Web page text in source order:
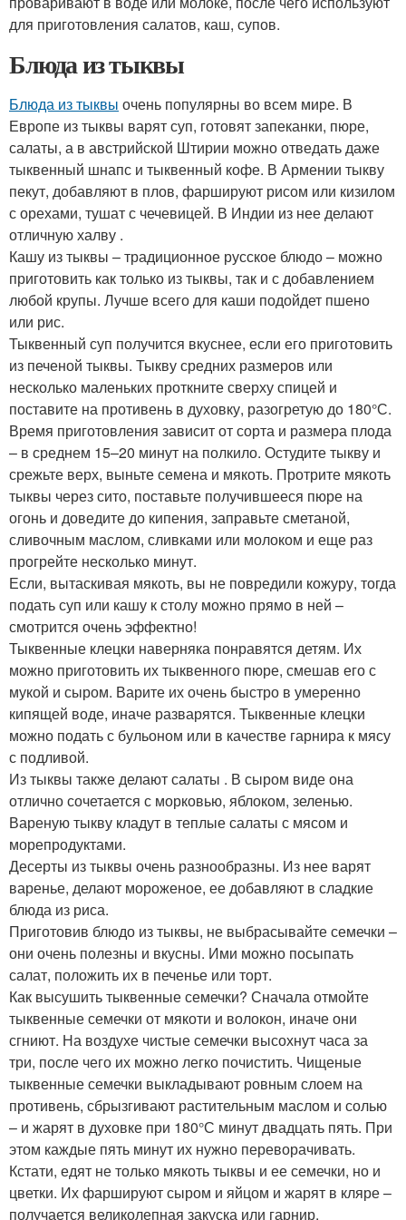
для приготовления салатов, каш, супов.
Блюда из тыквы
Блюда из тыквы очень популярны во всем мире. В
Европе из тыквы варят суп, готовят запеканки, пюре,
салаты, а в австрийской Штирии можно отведать даже
тыквенный шнапс и тыквенный кофе. В Армении тыкву
пекут, добавляют в плов, фаршируют рисом или кизилом
с орехами, тушат с чечевицей. В Индии из нее делают
отличную халву .
Кашу из тыквы – традиционное русское блюдо – можно
приготовить как только из тыквы, так и с добавлением
любой крупы. Лучше всего для каши подойдет пшено
или рис.
Тыквенный суп получится вкуснее, если его приготовить
из печеной тыквы. Тыкву средних размеров или
несколько маленьких проткните сверху спицей и
поставите на противень в духовку, разогретую до 180°С.
Время приготовления зависит от сорта и размера плода
– в среднем 15–20 минут на полкило. Остудите тыкву и
срежьте верх, выньте семена и мякоть. Протрите мякоть
тыквы через сито, поставьте получившееся пюре на
огонь и доведите до кипения, заправьте сметаной,
сливочным маслом, сливками или молоком и еще раз
прогрейте несколько минут.
Если, вытаскивая мякоть, вы не повредили кожуру, тогда
подать суп или кашу к столу можно прямо в ней –
смотрится очень эффектно!
Тыквенные клецки наверняка понравятся детям. Их
можно приготовить их тыквенного пюре, смешав его с
мукой и сыром. Варите их очень быстро в умеренно
кипящей воде, иначе разварятся. Тыквенные клецки
можно подать с бульоном или в качестве гарнира к мясу
с подливой.
Из тыквы также делают салаты . В сыром виде она
отлично сочетается с морковью, яблоком, зеленью.
Вареную тыкву кладут в теплые салаты с мясом и
морепродуктами.
Десерты из тыквы очень разнообразны. Из нее варят
варенье, делают мороженое, ее добавляют в сладкие
блюда из риса.
Приготовив блюдо из тыквы, не выбрасывайте семечки –
они очень полезны и вкусны. Ими можно посыпать
салат, положить их в печенье или торт.
Как высушить тыквенные семечки? Сначала отмойте
тыквенные семечки от мякоти и волокон, иначе они
сгниют. На воздухе чистые семечки высохнут часа за
три, после чего их можно легко почистить. Чищеные
тыквенные семечки выкладывают ровным слоем на
противень, сбрызгивают растительным маслом и солью
– и жарят в духовке при 180°С минут двадцать пять. При
этом каждые пять минут их нужно переворачивать.
Кстати, едят не только мякоть тыквы и ее семечки, но и
цветки. Их фаршируют сыром и яйцом и жарят в кляре –
получается великолепная закуска или гарнир.